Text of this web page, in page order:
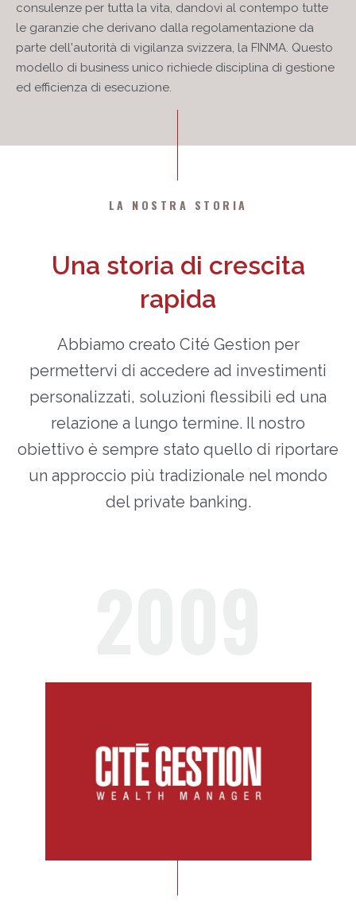
consulenze per tutta la vita, dandovi al contempo tutte
le garanzie che derivano dalla regolamentazione da
parte dell'autorità di vigilanza svizzera, la FINMA. Questo
modello di business unico richiede disciplina di gestione
ed efficienza di esecuzione.
LA NOSTRA STORIA
Una storia di crescita
rapida
Abbiamo creato Cité Gestion per
permettervi di accedere ad investimenti
personalizzati, soluzioni flessibili ed una
relazione a lungo termine. Il nostro
obiettivo è sempre stato quello di riportare
un approccio più tradizionale nel mondo
del private banking.